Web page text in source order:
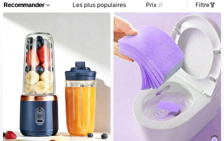
Recommander Les plus populaires Prix Filtre